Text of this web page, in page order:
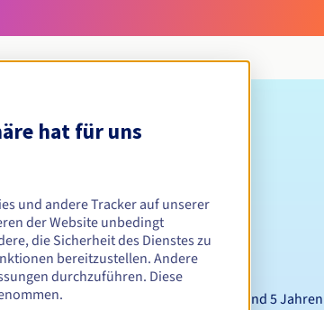
Einschränkung.
Zwischen 1 und 5 Jahren
hat für uns
und andere Tracker auf unserer
der Website unbedingt
die Sicherheit des Dienstes zu
bereitzustellen. Andere
durchzuführen. Diese